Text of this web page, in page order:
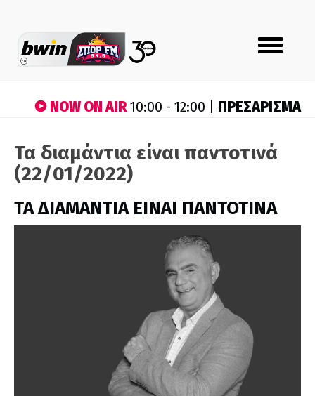
Toggle
navigation
NOW ON AIR10:00 - 12:00 | ΠΡΕΣΑΡΙΣΜΑ
Τα διαμάντια είναι παντοτινά
(22/01/2022)
ΤΑ ΔΙΑΜΑΝΤΙΑ ΕΙΝΑΙ ΠΑΝΤΟΤΙΝΑ